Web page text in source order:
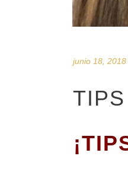
junio 18, 2018